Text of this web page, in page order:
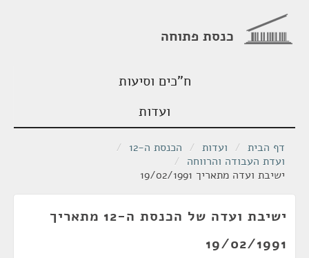
כנסת פתוחה
ח"כים וסיעות
ועדות
דף הבית / ועדות / הכנסת ה-12
/
ועדת העבודה והרווחה /
ישיבת ועדה מתאריך 19/02/1991
ישיבת ועדה של הכנסת ה-12 מתאריך
19/02/1991